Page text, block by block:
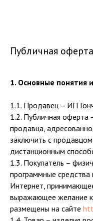
Публичная оферта
1. Основные понятия
1.1. Продавец – ИП
1.2. Публичная оферта
продавца,
заключить с
дистанционным
1.3. Покупатель –
программные средства
Интернет,
выражающее желание
размещены на сайте